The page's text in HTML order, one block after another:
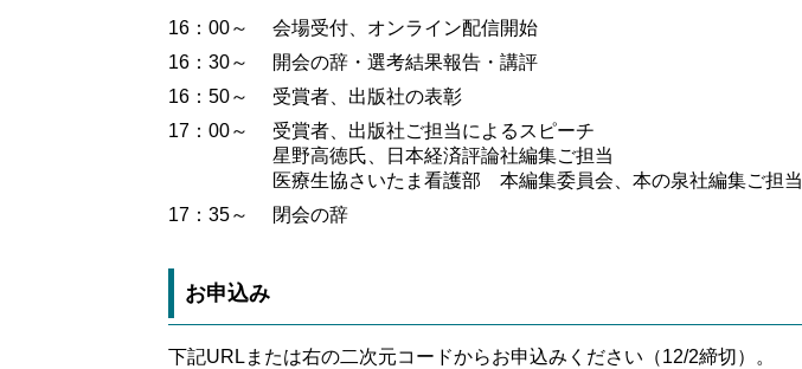
16：00～
会場受付、オンライン配信開始
16：30～
開会の辞・選考結果報告・講評
16：50～
受賞者、出版社の表彰
17：00～
受賞者、出版社ご担当によるスピーチ
星野高徳氏、日本経済評論社編集ご担当
医療生協さいたま看護部 本編集委員会、本の泉社編集ご担当
17：35～
閉会の辞
お申込み
下記URLまたは右の二次元コードからお申込みください（12/2締切）。